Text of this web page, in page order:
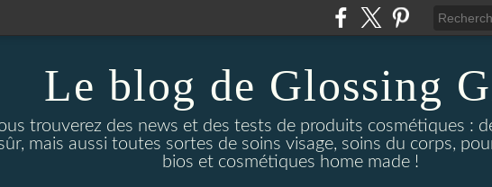
Le blog de Glossing
trouverez des news et des tests de produits cosmétiques :
mais aussi toutes sortes de soins visage, soins du corps,
bios et cosmétiques home made !